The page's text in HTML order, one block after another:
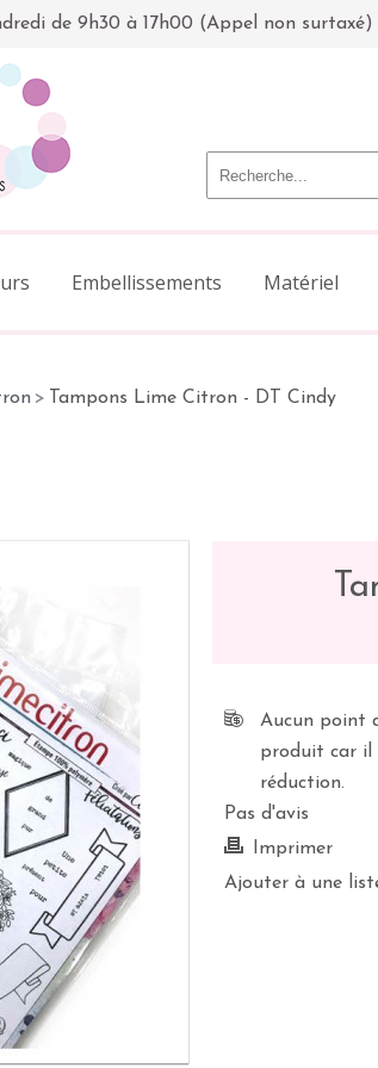
de 9h30 à 17h00 (Appel non surtaxé)
Embellissements Matériel
> Tampons Lime Citron - DT Cindy
Aucun point
produit car il
réduction.
Pas d'avis
Imprimer
Ajouter à une